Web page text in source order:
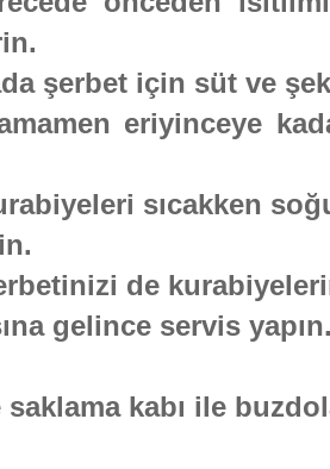
şerbet için süt ve
eriyinceye
sıcakken
de
gelince servis
kabı ile